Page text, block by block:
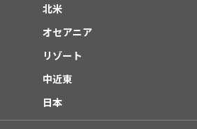
北米
オセアニア
リゾート
中近東
日本